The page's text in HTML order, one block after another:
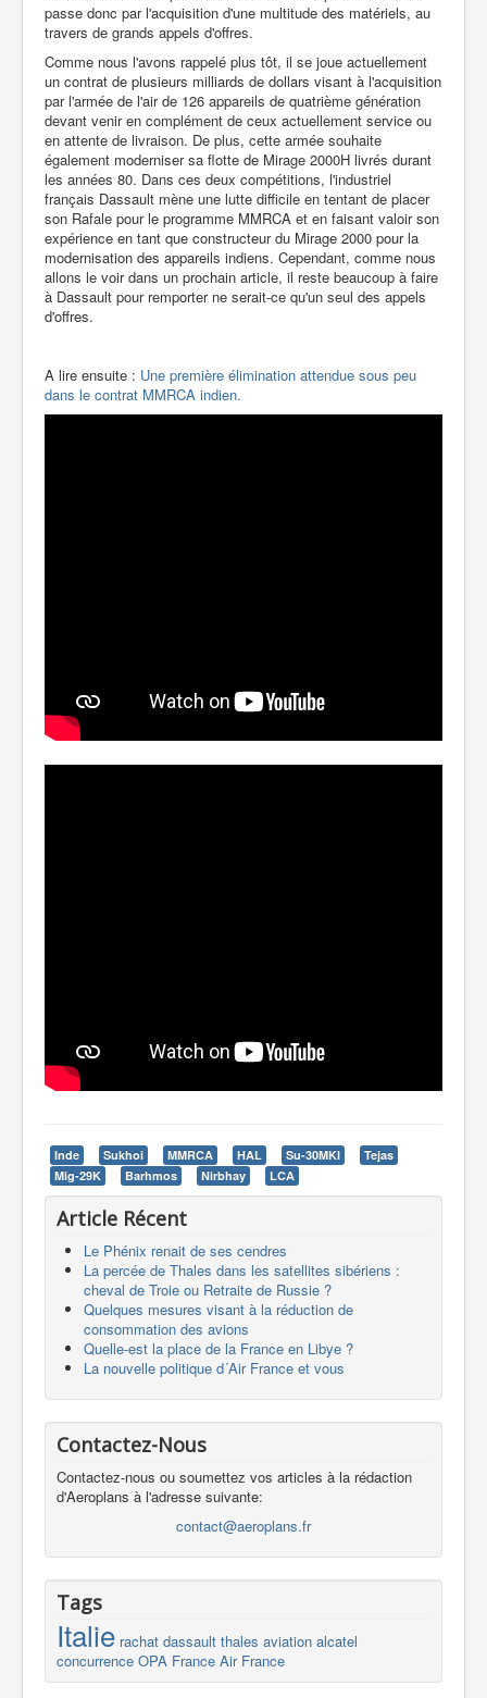
passe donc par l'acquisition d'une multitude des matériels, au
travers de grands appels d'offres.
Comme nous l'avons rappelé plus tôt, il se joue actuellement
un contrat de plusieurs milliards de dollars visant à l'acquisition
par l'armée de l'air de 126 appareils de quatrième génération
devant venir en complément de ceux actuellement service ou
en attente de livraison. De plus, cette armée souhaite
également moderniser sa flotte de Mirage 2000H livrés durant
les années 80. Dans ces deux compétitions, l'industriel
français Dassault mène une lutte difficile en tentant de placer
son Rafale pour le programme MMRCA et en faisant valoir son
expérience en tant que constructeur du Mirage 2000 pour la
modernisation des appareils indiens. Cependant, comme nous
allons le voir dans un prochain article, il reste beaucoup à faire
à Dassault pour remporter ne serait-ce qu'un seul des appels
d'offres.
A lire ensuite : Une première élimination attendue sous peu
dans le contrat MMRCA indien.
Inde Sukhoi MMRCA HAL Su-30MKI
Tejas
Mig-29K
Barhmos Nirbhay LCA
Article Récent
Le Phénix renait de ses cendres
La percée de Thales dans les satellites sibériens :
cheval de Troie ou Retraite de Russie ?
Quelques mesures visant à la réduction de
consommation des avions
Quelle-est la place de la France en Libye ?
La nouvelle politique d´Air France et vous
Contactez-Nous
Contactez-nous ou soumettez vos articles à la rédaction
d'Aeroplans à l'adresse suivante:
contact@aeroplans.fr
Tags
Italie rachat dassault thales aviation alcatel
concurrence OPA France Air France